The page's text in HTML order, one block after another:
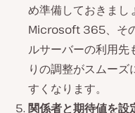
め準備しておきま
Microsoft 365、そ
ルサーバーの利用先
りの調整がスムー
すくなります。
関係者と期待値を設